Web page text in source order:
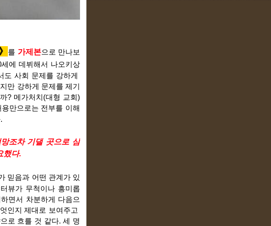
를 가제본으로 만나보
에 데뷔해서 나오키상
사회 문제를 강하게
만 강하게 문제를 제기
? 메가처치(대형 교회)
만으로는 전부를 이해
조차 기댈 곳으로 삼
했다.
믿음과 어떤 관계가 있
뷰가 무척이나 흥미롭
면서 차분하게 다음으
인지 제대로 보여주고
로 흐를 것 같다. 세 명